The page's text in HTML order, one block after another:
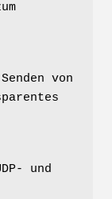
von
und